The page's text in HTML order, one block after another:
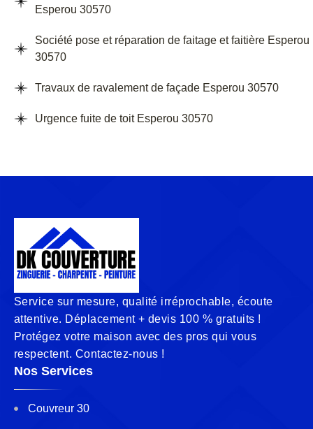
Esperou 30570
Société pose et réparation de faitage et faitière Esperou
30570
Travaux de ravalement de façade Esperou 30570
Urgence fuite de toit Esperou 30570
Service sur mesure, qualité irréprochable, écoute
attentive. Déplacement + devis 100 % gratuits !
Protégez votre maison avec des pros qui vous
respectent. Contactez-nous !
Nos Services
Couvreur 30